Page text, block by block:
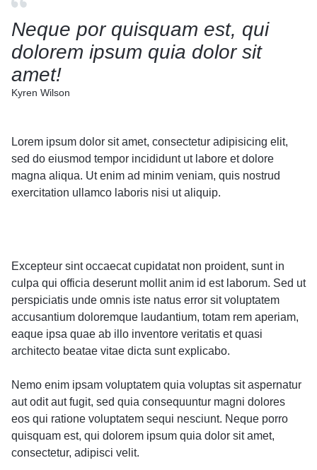
Neque por quisquam est, qui
dolorem ipsum quia dolor sit
amet!
Kyren Wilson
Lorem ipsum dolor sit amet, consectetur adipisicing elit,
sed do eiusmod tempor incididunt ut labore et dolore
magna aliqua. Ut enim ad minim veniam, quis nostrud
exercitation ullamco laboris nisi ut aliquip.
Excepteur sint occaecat cupidatat non proident, sunt in
culpa qui officia deserunt mollit anim id est laborum. Sed ut
perspiciatis unde omnis iste natus error sit voluptatem
accusantium doloremque laudantium, totam rem aperiam,
eaque ipsa quae ab illo inventore veritatis et quasi
architecto beatae vitae dicta sunt explicabo.
Nemo enim ipsam voluptatem quia voluptas sit aspernatur
aut odit aut fugit, sed quia consequuntur magni dolores
eos qui ratione voluptatem sequi nesciunt. Neque porro
quisquam est, qui dolorem ipsum quia dolor sit amet,
consectetur, adipisci velit.